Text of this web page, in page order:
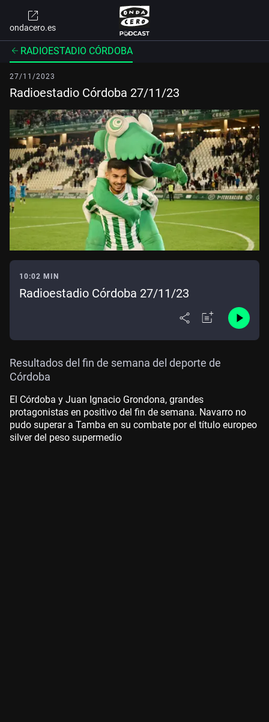
ondacero.es
RADIOESTADIO CÓRDOBA
27/11/2023
Radioestadio Córdoba 27/11/23
10:02 MIN
Radioestadio Córdoba 27/11/23
Resultados del fin de semana del deporte de
Córdoba
El Córdoba y Juan Ignacio Grondona, grandes
protagonistas en positivo del fin de semana. Navarro no
pudo superar a Tamba en su combate por el título europeo
silver del peso supermedio